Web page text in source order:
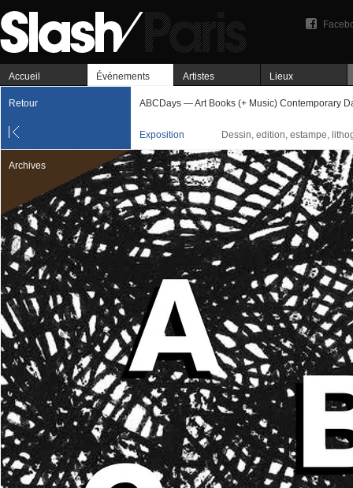
Accueil Événements Artistes Lieux
Retour ABCDays — Art Books (+ Music) Contemporary
Exposition Dessin, edition, estampe,
Archives